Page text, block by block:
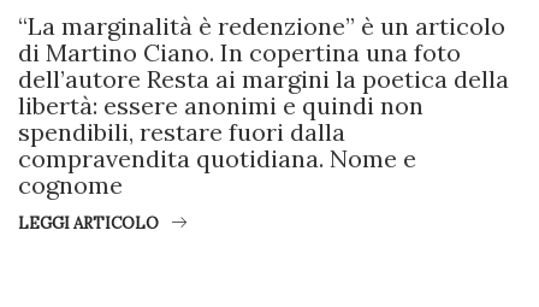
“La marginalità è redenzione” è un articolo
di Martino Ciano. In copertina una foto
dell’autore Resta ai margini la poetica della
libertà: essere anonimi e quindi non
spendibili, restare fuori dalla
compravendita quotidiana. Nome e
cognome
LEGGI ARTICOLO